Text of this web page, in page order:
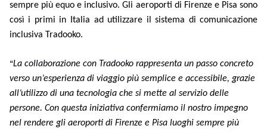
sempre più equo e inclusivo. Gli aeroporti di Firenze e Pisa sono
così i primi in Italia ad utilizzare il sistema di comunicazione
inclusiva Tradooko.
“La collaborazione con Tradooko rappresenta un passo concreto
verso un’esperienza di viaggio più semplice e accessibile, grazie
all’utilizzo di una tecnologia che si mette al servizio delle
persone. Con questa iniziativa confermiamo il nostro impegno
nel rendere gli aeroporti di Firenze e Pisa luoghi sempre più